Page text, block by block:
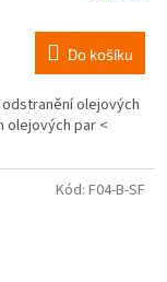
Do košíku
olejových
olejových par <
Kód: F04-B-SF